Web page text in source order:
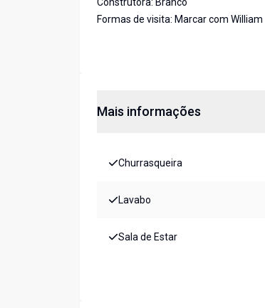
Construtora: Branco
Formas de visita: Marcar com William
Mais informações
Churrasqueira
Lavabo
Sala de Estar